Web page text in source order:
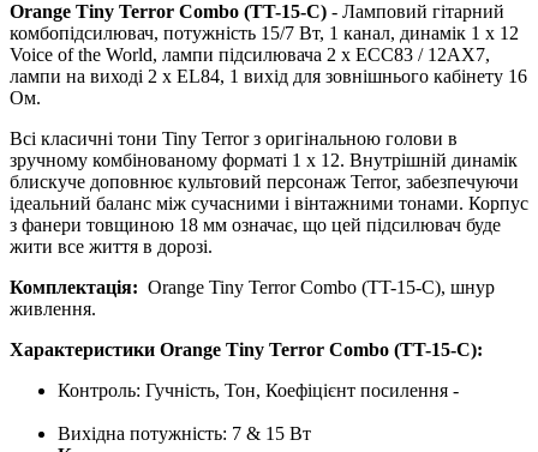
Orange Tiny Terror Combo (TT-15-C) - Ламповий гітарний
комбопідсилювач, потужність 15/7 Вт, 1 канал, динамік 1 x 12
Voice of the World, лампи підсилювача 2 x ECC83 / 12AX7,
лампи на виході 2 x EL84, 1 вихід для зовнішнього кабінету 16
Ом.
Всі класичні тони Tiny Terror з оригінальною голови в
зручному комбінованому форматі 1 х 12. Внутрішній динамік
блискуче доповнює культовий персонаж Terror, забезпечуючи
ідеальний баланс між сучасними і вінтажними тонами. Корпус
з фанери товщиною 18 мм означає, що цей підсилювач буде
жити все життя в дорозі.
Комплектація: Orange Tiny Terror Combo (TT-15-C), шнур
живлення.
Характеристики Orange Tiny Terror Combo (TT-15-C):
Контроль: Гучність, Тон, Коефіцієнт посилення -
Вихідна потужність: 7 & 15 Вт